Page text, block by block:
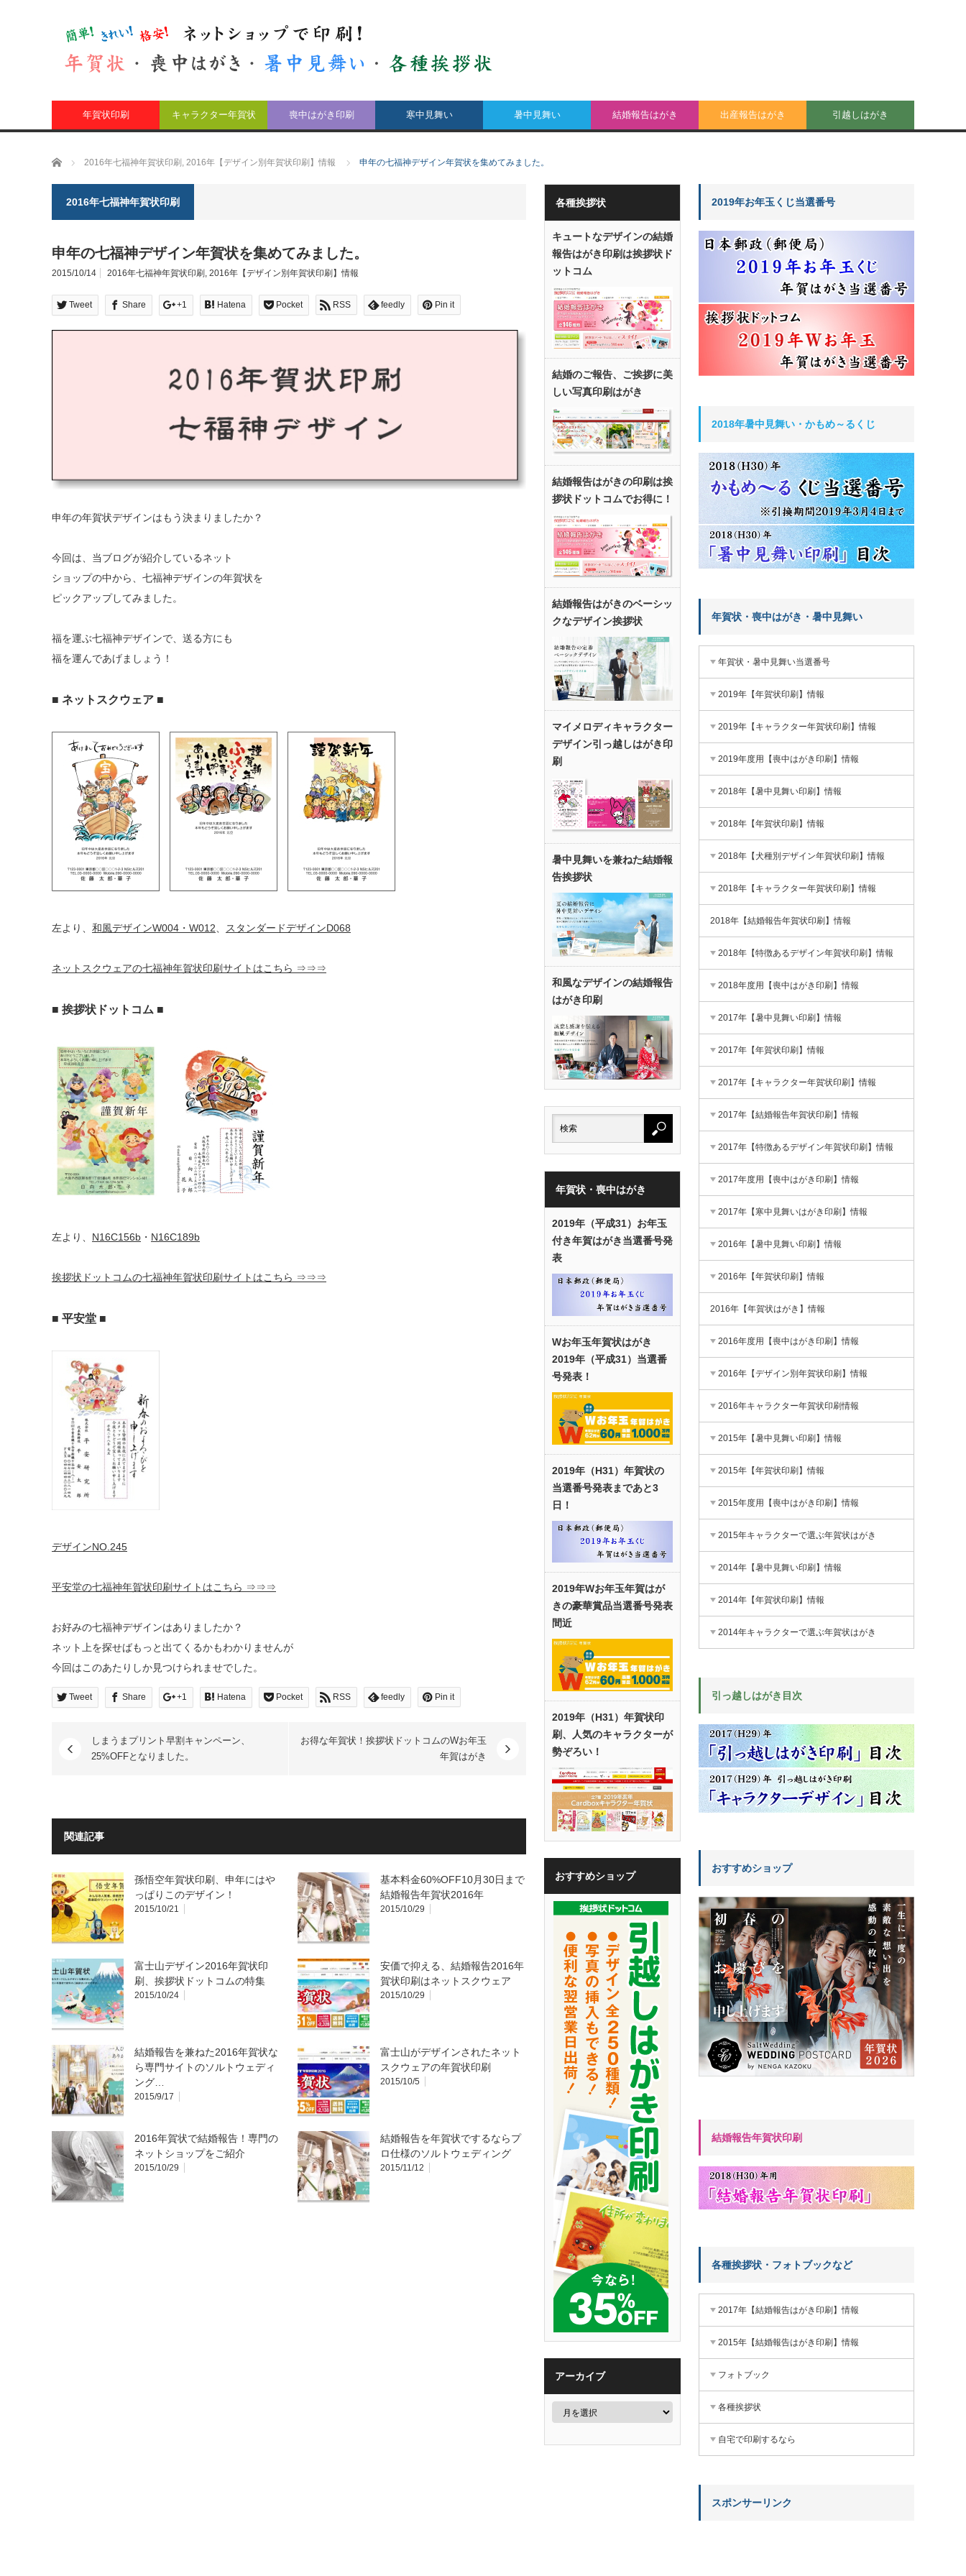
年賀状印刷 キャラクター年賀状 喪中はがき印刷 寒中見舞い 暑中見舞い 結婚報告はがき 出産報告はがき 引越しはがき
ホーム 2016年七福神年賀状印刷 , 2016年【デザイン別年賀状印刷】情報 申年の七福神デザイン年賀状を集めてみました。
2016年七福神年賀状印刷
申年の七福神デザイン年賀状を集めてみました。
2015/10/14 2016年七福神年賀状印刷 , 2016年【デザイン別年賀状印刷】情報
Tweet Share +1 Hatena Pocket RSS feedly Pin it
申年の年賀状デザインはもう決まりましたか？
今回は、当ブログが紹介しているネット
ショップの中から、七福神デザインの年賀状を
ピックアップしてみました。
福を運ぶ七福神デザインで、送る方にも
福を運んであげましょう！
■ ネットスクウェア ■
左より、 和風デザインW004・W012、 スタンダードデザインD068
ネットスクウェアの七福神年賀状印刷サイトはこちら ⇒⇒⇒
■ 挨拶状ドットコム ■
左より、 N16C156b ・ N16C189b
挨拶状ドットコムの七福神年賀状印刷サイトはこちら ⇒⇒⇒
■ 平安堂 ■
デザインNO.245
平安堂の七福神年賀状印刷サイトはこちら ⇒⇒⇒
お好みの七福神デザインはありましたか？
ネット上を探せばもっと出てくるかもわかりませんが
今回はこのあたりしか見つけられませでした。
Tweet Share +1 Hatena Pocket RSS feedly Pin it
しまうまプリント早割キャンペーン、
25%OFFとなりました。
お得な年賀状！挨拶状ドットコムのWお年玉
年賀はがき
関連記事
孫悟空年賀状印刷、申年にはや
っぱりこのデザイン！
2015/10/21
基本料金60%OFF10月30日まで
結婚報告年賀状2016年
2015/10/29
富士山デザイン2016年賀状印
刷、挨拶状ドットコムの特集
2015/10/24
安価で抑える、結婚報告2016年
賀状印刷はネットスクウェア
2015/10/29
結婚報告を兼ねた2016年賀状な
ら専門サイトのソルトウェディ
ング…
2015/9/17
富士山がデザインされたネット
スクウェアの年賀状印刷
2015/10/5
2016年賀状で結婚報告！専門の
ネットショップをご紹介
2015/10/29
結婚報告を年賀状でするならプ
ロ仕様のソルトウェディング
2015/11/12
各種挨拶状
キュートなデザインの結婚
報告はがき印刷は挨拶状ド
ットコム
結婚のご報告、ご挨拶に美
しい写真印刷はがき
結婚報告はがきの印刷は挨
拶状ドットコムでお得に！
結婚報告はがきのベーシッ
クなデザイン挨拶状
マイメロディキャラクター
デザイン引っ越しはがき印
刷
暑中見舞いを兼ねた結婚報
告挨拶状
和風なデザインの結婚報告
はがき印刷
年賀状・喪中はがき
2019年（平成31）お年玉
付き年賀はがき当選番号発
表
Wお年玉年賀状はがき
2019年（平成31）当選番
号発表！
2019年（H31）年賀状の
当選番号発表まであと3
日！
2019年Wお年玉年賀はが
きの豪華賞品当選番号発表
間近
2019年（H31）年賀状印
刷、人気のキャラクターが
勢ぞろい！
おすすめショップ
アーカイブ
2019年お年玉くじ当選番号
2018年暑中見舞い・かもめ～るくじ
年賀状・喪中はがき・暑中見舞い
年賀状・暑中見舞い当選番号
2019年【年賀状印刷】情報
2019年【キャラクター年賀状印刷】情報
2019年度用【喪中はがき印刷】情報
2018年【暑中見舞い印刷】情報
2018年【年賀状印刷】情報
2018年【犬種別デザイン年賀状印刷】情報
2018年【キャラクター年賀状印刷】情報
2018年【結婚報告年賀状印刷】情報
2018年【特徴あるデザイン年賀状印刷】情報
2018年度用【喪中はがき印刷】情報
2017年【暑中見舞い印刷】情報
2017年【年賀状印刷】情報
2017年【キャラクター年賀状印刷】情報
2017年【結婚報告年賀状印刷】情報
2017年【特徴あるデザイン年賀状印刷】情報
2017年度用【喪中はがき印刷】情報
2017年【寒中見舞いはがき印刷】情報
2016年【暑中見舞い印刷】情報
2016年【年賀状印刷】情報
2016年【年賀状はがき】情報
2016年度用【喪中はがき印刷】情報
2016年【デザイン別年賀状印刷】情報
2016年キャラクター年賀状印刷情報
2015年【暑中見舞い印刷】情報
2015年【年賀状印刷】情報
2015年度用【喪中はがき印刷】情報
2015年キャラクターで選ぶ年賀状はがき
2014年【暑中見舞い印刷】情報
2014年【年賀状印刷】情報
2014年キャラクターで選ぶ年賀状はがき
引っ越しはがき目次
おすすめショップ
結婚報告年賀状印刷
各種挨拶状・フォトブックなど
2017年【結婚報告はがき印刷】情報
2015年【結婚報告はがき印刷】情報
フォトブック
各種挨拶状
自宅で印刷するなら
スポンサーリンク